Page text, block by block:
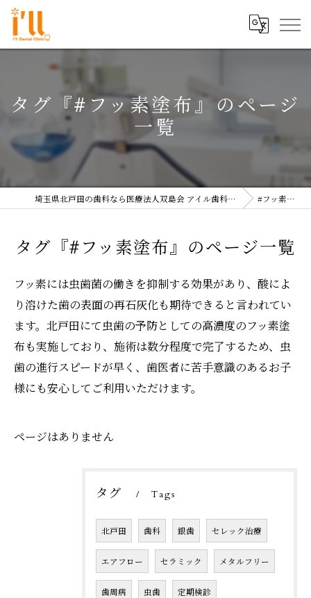
タグ『#フッ素塗布』のページ
一覧
埼玉県北戸田の歯科なら医療法人双島会 アイル歯科クリニック #フッ素塗布
タグ『#フッ素塗布』のページ一覧
フッ素には虫歯菌の働きを抑制する効果があり、酸によ
り溶けた歯の表面の再石灰化も期待できると言われてい
ます。北戸田にて虫歯の予防としての高濃度のフッ素塗
布も実施しており、施術は数分程度で完了するため、虫
歯の進行スピードが早く、歯医者に苦手意識のあるお子
様にも安心してご利用いただけます。
ページはありません
タグ Tags
北戸田 歯科 銀歯 セレック治療
エアフロー セラミック メタルフリー
歯周病 虫歯 定期検診